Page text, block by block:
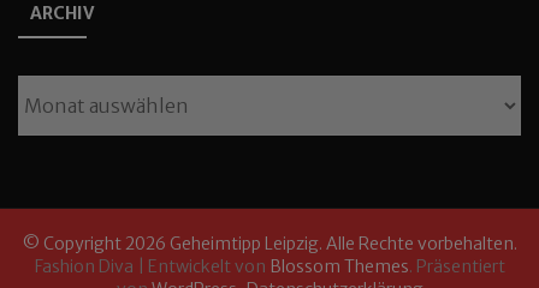
ARCHIV
© Copyright 2026 Geheimtipp Leipzig. Alle Rechte vorbehalten.
Fashion Diva | Entwickelt von Blossom Themes. Präsentiert